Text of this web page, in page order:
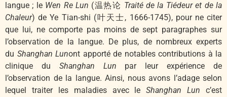
langue ; le Wen Re Lun (温热论 Traité de la Tiédeur et de la
Chaleur) de Ye Tian-shi (叶天士, 1666-1745), pour ne citer
que lui, ne comporte pas moins de sept paragraphes sur
l’observation de la langue. De plus, de nombreux experts
du Shanghan Lunont apporté de notables contributions à la
clinique du Shanghan Lun par leur expérience de
l’observation de la langue. Ainsi, nous avons l’adage selon
lequel traiter les maladies avec leShanghan Lun c’est